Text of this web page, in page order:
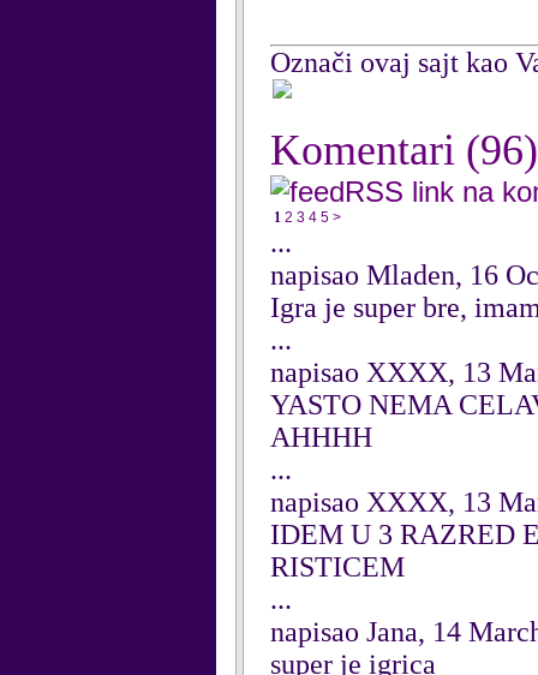
Označi ovaj sajt kao
Komentari (96)
RSS link na
1 2 3 4 5 >
...
napisao Mladen, 16
Igra je super bre,
...
napisao XXXX, 13
YASTO NEMA
AHHHH
...
napisao XXXX, 13
IDEM U 3 RAZRED
RISTICEM
...
napisao Jana, 14
super je igrica